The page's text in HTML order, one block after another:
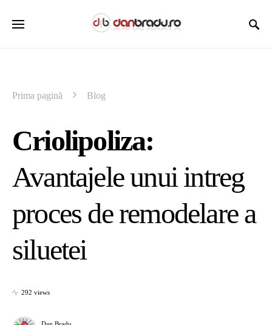
Prima pagină Blog
Criolipoliza:
Avantajele unui intreg
proces de remodelare a
siluetei
292 views